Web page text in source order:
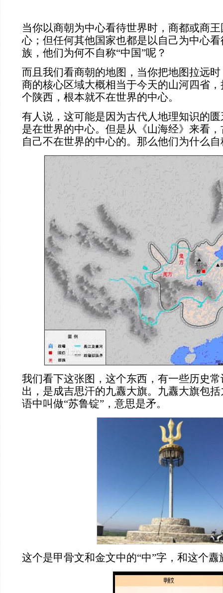
当你以商朝为中心看待世界时，商都或商
心；但任何其他国家也都是以自己为中心
族，他们为何不自称“中国”呢？
而且我们看商朝的地图，当你把地图拉远
商的核心区域大概相当于今天的山河四省
个陕西，根本就不在世界的中心。
有人说，这可能是因为古代人地理知识的
是在世界的中心。但是从《山海经》来看
自己不在世界的中心的。那么他们为什么
我们看下这张图， 这个东西，有一些历史
出，是成吉思汗的九纛大旗。九纛大旗包
语中叫做“苏鲁锭”，意思是矛。
这个是甲骨文和金文中的“中”字，和这个